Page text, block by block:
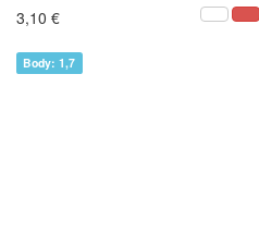
3,10 €
Body: 1,7